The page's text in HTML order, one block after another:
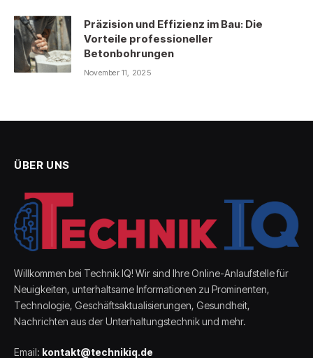
Präzision und Effizienz im Bau: Die
Vorteile professioneller
Betonbohrungen
November 11, 2025
ÜBER UNS
Willkommen bei Technik IQ! Wir sind Ihre Online-Anlaufstelle für
Neuigkeiten, unterhaltsame Informationen zu Prominenten,
Technologie, Geschäftsaktualisierungen, Gesundheit,
Nachrichten aus der Unterhaltungstechnik und mehr.
Email: kontakt@technikiq.de